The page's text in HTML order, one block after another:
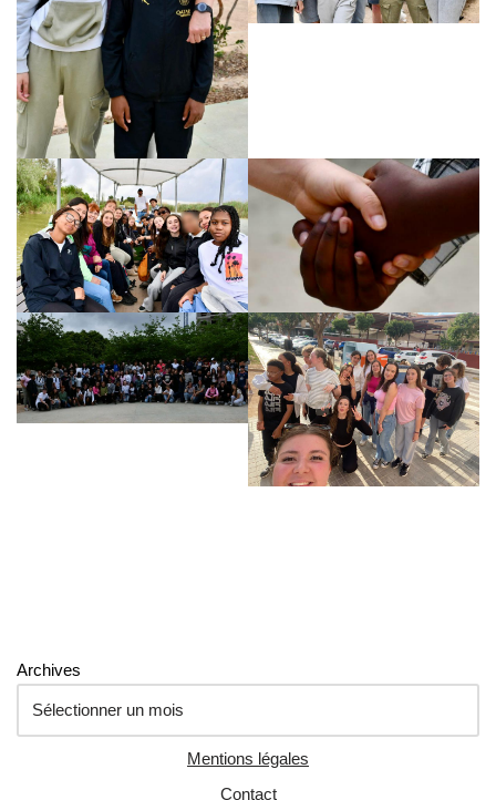
Archives
Mentions légales
Contact